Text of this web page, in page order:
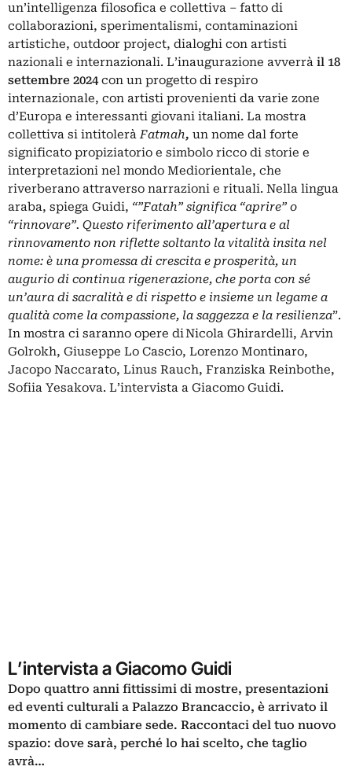
un’intelligenza filosofica e collettiva – fatto di
collaborazioni, sperimentalismi, contaminazioni
artistiche, outdoor project, dialoghi con artisti
nazionali e internazionali. L’inaugurazione avverrà il 18
settembre 2024con un progetto di respiro
internazionale, con artisti provenienti da varie zone
d’Europa e interessanti giovani italiani. La mostra
collettiva si intitoleràFatmah, un nome dal forte
significato propiziatorio e simbolo ricco di storie e
interpretazioni nel mondo Mediorientale, che
riverberano attraverso narrazioni e rituali. Nella lingua
araba, spiega Guidi, “”Fatah” significa “aprire” o
“rinnovare”. Questo riferimento all’apertura e al
rinnovamento non riflette soltanto la vitalità insita nel
nome: è una promessa di crescita e prosperità, un
augurio di continua rigenerazione, che porta con sé
un’aura di sacralità e di rispetto e insieme un legame a
qualità come la compassione, la saggezza e la resilienza”.
In mostra ci saranno opere di Nicola Ghirardelli, Arvin
Golrokh, Giuseppe Lo Cascio, Lorenzo Montinaro,
Jacopo Naccarato, Linus Rauch, Franziska Reinbothe,
Sofiia Yesakova. L’intervista a Giacomo Guidi.
L’intervista a Giacomo Guidi
Dopo quattro anni fittissimi di mostre, presentazioni
ed eventi culturali a Palazzo Brancaccio, è arrivato il
momento di cambiare sede. Raccontaci del tuo nuovo
spazio: dove sarà, perché lo hai scelto, che taglio
avrà…